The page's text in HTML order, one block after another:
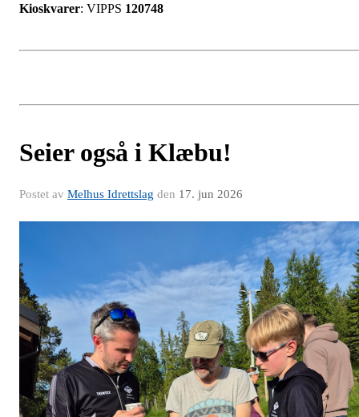
Kioskvarer: VIPPS 120748
Seier også i Klæbu!
Postet av Melhus Idrettslag den 17. jun 2026